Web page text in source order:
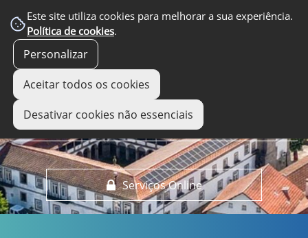
Este site utiliza cookies para melhorar a sua experiência.
Política de cookies.
Personalizar
Aceitar todos os cookies
Desativar cookies não essenciais
Serviços Online
EM DESTAQUE